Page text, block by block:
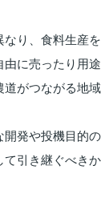
り、食料生産
に売ったり用
がつながる地
発や投機目的
引き継ぐべき